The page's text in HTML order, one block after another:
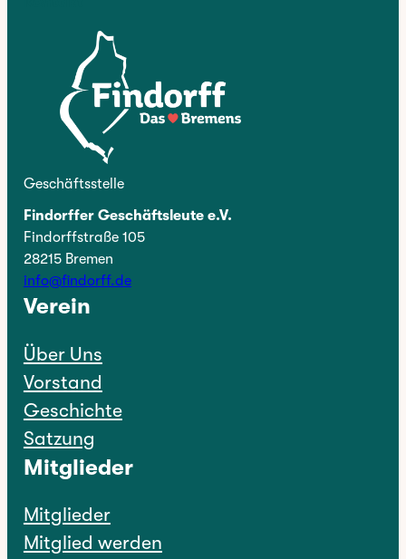
Geschäftsstelle
Findorffer Geschäftsleute e.V.
Findorffstraße 105
28215 Bremen
info@findorff.de
Verein
Über Uns
Vorstand
Geschichte
Satzung
Mitglieder
Mitglieder
Mitglied werden